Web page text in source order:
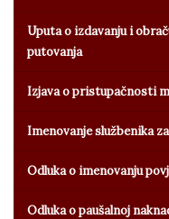
Uputa o izdavanju i
putovanja
Izjava o pristupačnosti
Imenovanje službenika
Odluka o imenovanju
Odluka o paušalnoj